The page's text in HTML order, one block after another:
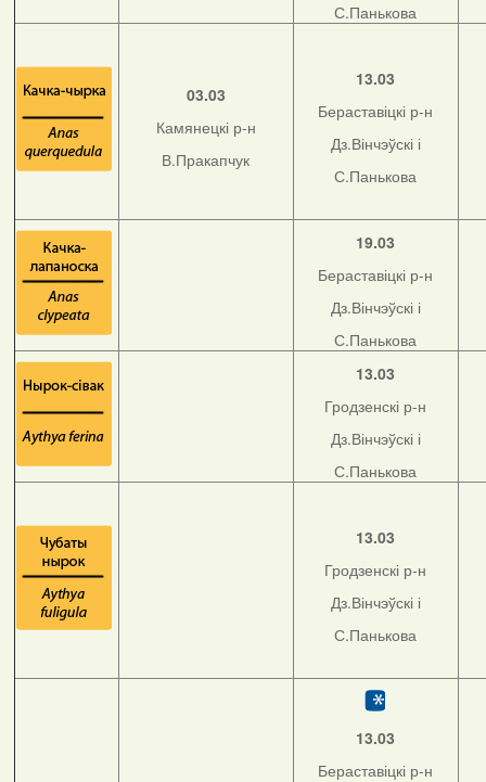
С.Панькова
03.03
Камянецкі р-н
В.Пракапчук
13.03
Бераставіцкі р-н
Дз.Вінчэўскі і
С.Панькова
19.03
Бераставіцкі р-н
Дз.Вінчэўскі і
С.Панькова
13.03
Гродзенскі р-н
Дз.Вінчэўскі і
С.Панькова
13.03
Гродзенскі р-н
Дз.Вінчэўскі і
С.Панькова
13.03
Бераставіцкі р-н